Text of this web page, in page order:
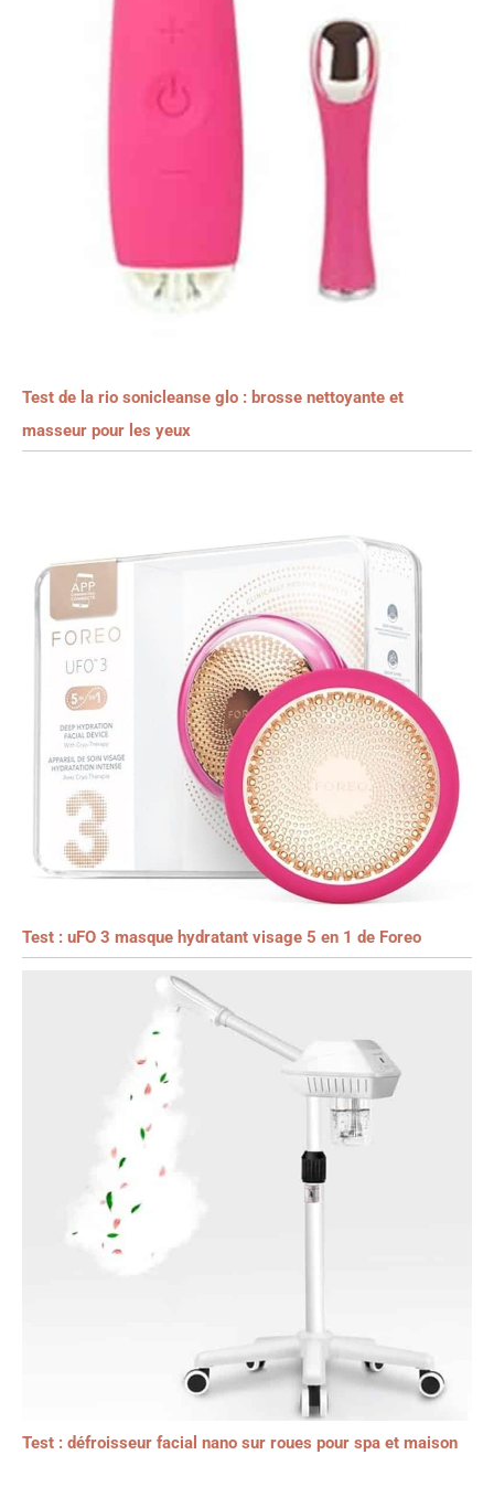
Test de la rio sonicleanse glo : brosse nettoyante et
masseur pour les yeux
Test : uFO 3 masque hydratant visage 5 en 1 de Foreo
Test : défroisseur facial nano sur roues pour spa et maison